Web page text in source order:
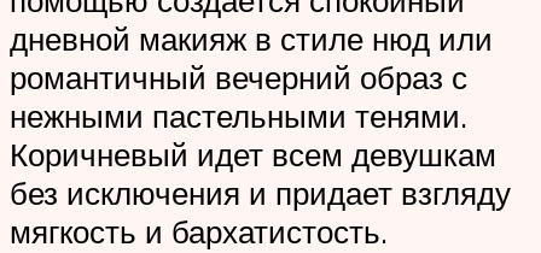
дневной макияж в стиле нюд или
романтичный вечерний образ с
нежными пастельными тенями.
Коричневый идет всем девушкам
без исключения и придает взгляду
мягкость и бархатистость.